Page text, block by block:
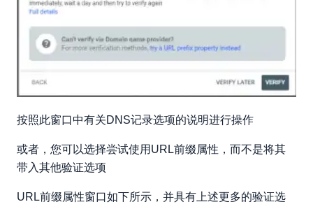
按照此窗口中有关DNS记录选项的说明进行操作
或者，您可以选择尝试使用URL前缀属性，而不是将其
带入其他验证选项
URL前缀属性窗口如下所示，并具有上述更多的验证选